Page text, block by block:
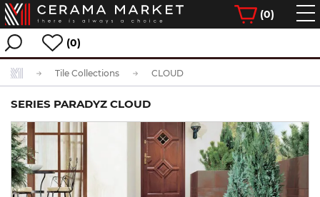
(0)
(0)
Tile Collections CLOUD
SERIES PARADYZ CLOUD